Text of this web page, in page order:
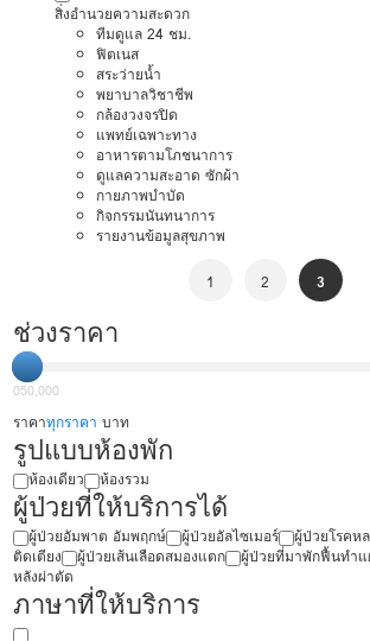
สิ่งอำนวยความสะดวก
ทีมดูแล 24 ชม.
ฟิตเนส
สระว่ายน้ำ
พยาบาลวิชาชีพ
กล้องวงจรปิด
แพทย์เฉพาะทาง
อาหารตามโภชนาการ
ดูแลความสะอาด ซักผ้า
กายภาพบำบัด
กิจกรรมนันทนาการ
รายงานข้อมูลสุขภาพ
1 2 3
ช่วงราคา
050,000
ราคาทุกราคา บาท
รูปแบบห้องพัก
ห้องเดียว ห้องรวม
ผู้ป่วยที่ให้บริการได้
ผู้ป่วยอัมพาต อัมพฤกษ์ ผู้ป่วยอัลไซเมอร์ ผู้ป่วยโรคห
ติดเตียง
ผู้ป่วยเส้นเลือดสมองแตก ผู้ป่วยที่มาพักฟื้นทำ
หลังผ่าตัด
ภาษาที่ให้บริการ